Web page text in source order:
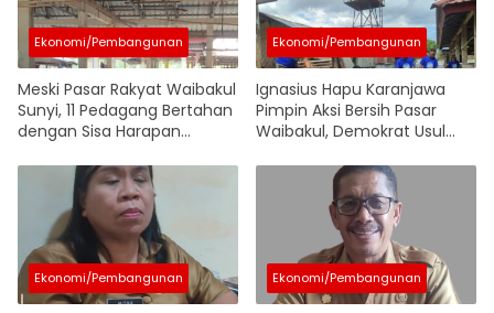
Ekonomi/Pembangunan
Meski Pasar Rakyat Waibakul
Sunyi, 11 Pedagang Bertahan
dengan Sisa Harapan
Pemerintah
Ekonomi/Pembangunan
Ignasius Hapu Karanjawa
Pimpin Aksi Bersih Pasar
Waibakul, Demokrat Usul
Rakyat
Ekonomi/Pembangunan Ekonomi/Pembangunan